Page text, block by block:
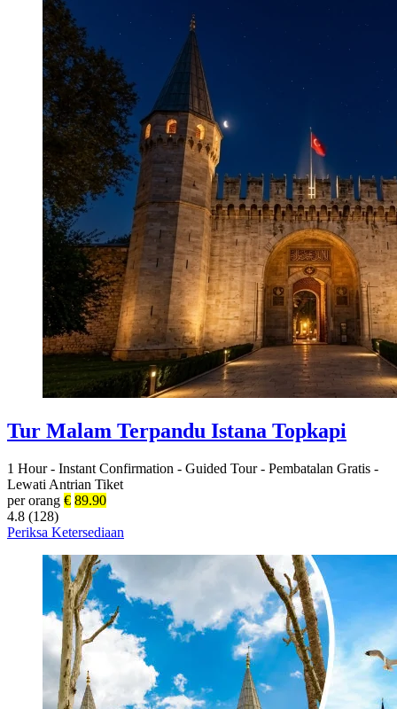
Tur Malam Terpandu Istana Topkapi
1 Hour - Instant Confirmation - Guided Tour - Pembatalan Gratis -
Lewati Antrian Tiket
per orang € 89.90
4.8 (128)
Periksa Ketersediaan